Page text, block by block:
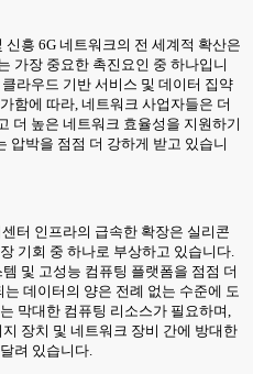
흥 6G 네트워크의 전 세계적 확산은
가장 중요한 촉진요인 중 하나입니
라우드 기반 서비스 및 데이터 집약
함에 따라, 네트워크 사업자들은 더
더 높은 네트워크 효율성을 지원하기
압박을 점점 더 강하게 받고 있습니
터 인프라의 급속한 확장은 실리콘
기회 중 하나로 부상하고 있습니다.
및 고성능 컴퓨팅 플랫폼을 점점 더
데이터의 양은 전례 없는 수준에 도
막대한 컴퓨팅 리소스가 필요하며,
장치 및 네트워크 장비 간에 방대한
려 있습니다.